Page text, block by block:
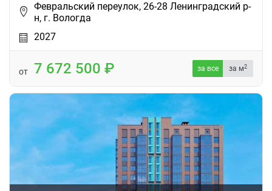
Февральский переулок, 26-28 Ленинградский р-
н, г. Вологда
2027
от 7 672 500 за все за м2